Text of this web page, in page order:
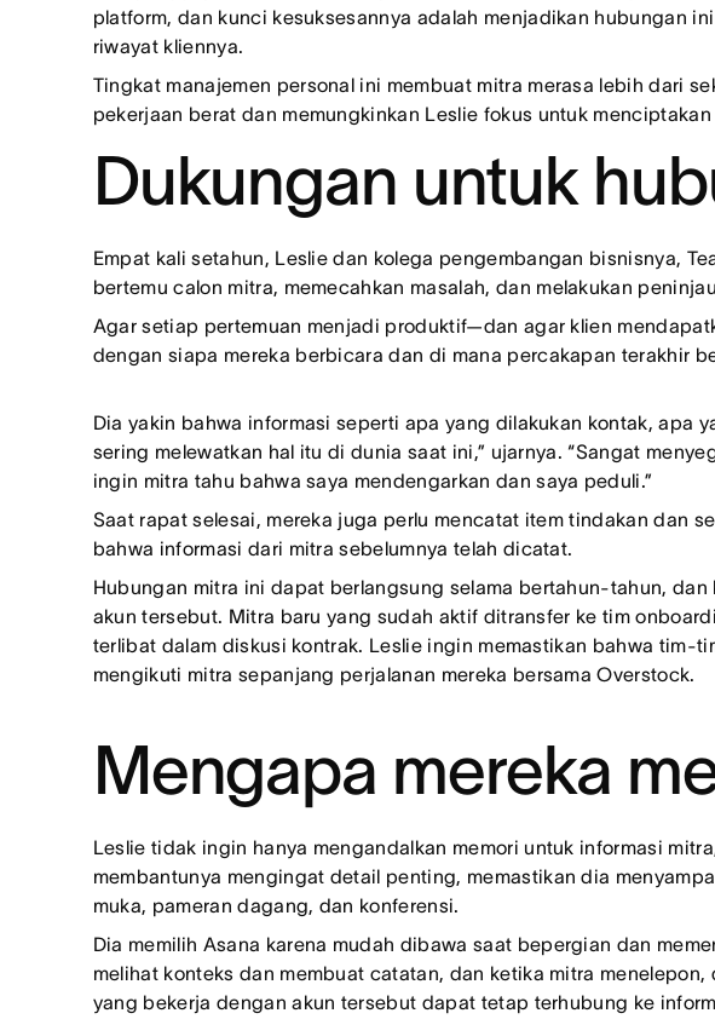
platform, dan kunci kesuksesannya adalah menjadikan hubungan
riwayat kliennya.
Tingkat manajemen personal ini membuat mitra merasa lebih dari
pekerjaan berat dan memungkinkan Leslie fokus untuk
Dukungan untuk
Empat kali setahun, Leslie dan kolega pengembangan bisnisnya,
bertemu calon mitra, memecahkan masalah, dan melakukan
Agar setiap pertemuan menjadi produktif—dan agar klien
dengan siapa mereka berbicara dan di mana percakapan terakhir
Dia yakin bahwa informasi seperti apa yang dilakukan kontak, apa
sering melewatkan hal itu di dunia saat ini,” ujarnya. “Sangat
ingin mitra tahu bahwa saya mendengarkan dan saya peduli.”
Saat rapat selesai, mereka juga perlu mencatat item tindakan dan
bahwa informasi dari mitra sebelumnya telah dicatat.
Hubungan mitra ini dapat berlangsung selama bertahun-tahun,
akun tersebut. Mitra baru yang sudah aktif ditransfer ke tim
terlibat dalam diskusi kontrak. Leslie ingin memastikan bahwa tim-
mengikuti mitra sepanjang perjalanan mereka bersama Overstock.
Mengapa mereka
Leslie tidak ingin hanya mengandalkan memori untuk informasi
membantunya mengingat detail penting, memastikan dia
muka, pameran dagang, dan konferensi.
Dia memilih Asana karena mudah dibawa saat bepergian dan
melihat konteks dan membuat catatan, dan ketika mitra
yang bekerja dengan akun tersebut dapat tetap terhubung ke